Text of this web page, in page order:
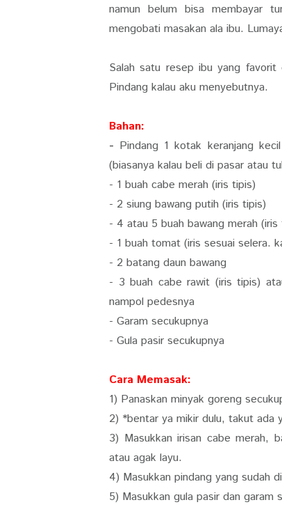
namun belum bisa membayar
mengobati masakan ala ibu.
Salah satu resep ibu yang favorit
Pindang kalau aku menyebutnya.
Bahan:
- Pindang 1 kotak keranjang
(biasanya kalau beli di pasar atau
- 1 buah cabe merah (iris tipis)
- 2 siung bawang putih (iris tipis)
- 4 atau 5 buah bawang merah (iris
- 1 buah tomat (iris sesuai selera.
- 2 batang daun bawang
- 3 buah cabe rawit (iris tipis)
nampol pedesnya
- Garam secukupnya
- Gula pasir secukupnya
Cara Memasak:
1) Panaskan minyak goreng
2) *bentar ya mikir dulu, takut ada
3) Masukkan irisan cabe merah,
atau agak layu.
4) Masukkan pindang yang sudah
5) Masukkan gula pasir dan garam